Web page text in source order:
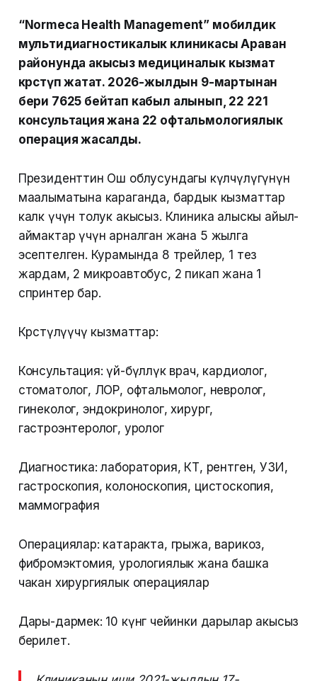
“Normeca Health Management” мобилдик
мультидиагностикалык клиникасы Араван
районунда акысыз медициналык кызмат
көрсөтүп жатат. 2026-жылдын 9-мартынан
бери 7625 бейтап кабыл алынып, 22 221
консультация жана 22 офтальмологиялык
операция жасалды.
Президенттин Ош облусундагы өкүлчүлүгүнүн
маалыматына караганда, бардык кызматтар
калк үчүн толук акысыз. Клиника алыскы айыл-
аймактар үчүн арналган жана 5 жылга
эсептелген. Курамында 8 трейлер, 1 тез
жардам, 2 микроавтобус, 2 пикап жана 1
спринтер бар.
Көрсөтүлүүчү кызматтар:
Консультация: үй-бүлөлүк врач, кардиолог,
стоматолог, ЛОР, офтальмолог, невролог,
гинеколог, эндокринолог, хирург,
гастроэнтеролог, уролог
Диагностика: лаборатория, КТ, рентген, УЗИ,
гастроскопия, колоноскопия, цистоскопия,
маммография
Операциялар: катаракта, грыжа, варикоз,
фибромэктомия, урологиялык жана башка
чакан хирургиялык операциялар
Дары-дармек: 10 күнгө чейинки дарылар акысыз
берилет.